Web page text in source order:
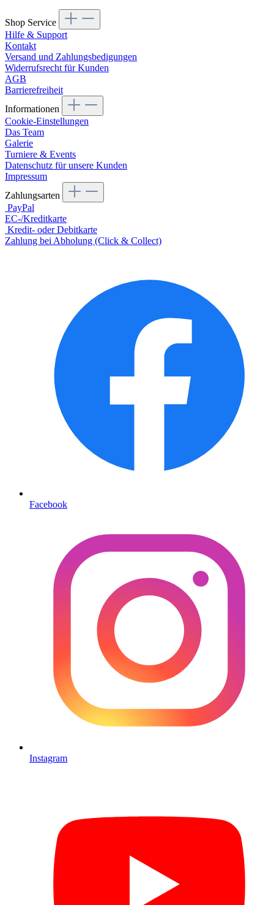
Shop Service
Hilfe & Support
Kontakt
Versand und Zahlungsbedigungen
Widerrufsrecht für Kunden
AGB
Barrierefreiheit
Informationen
Cookie-Einstellungen
Das Team
Galerie
Turniere & Events
Datenschutz für unsere Kunden
Impressum
Zahlungsarten
PayPal
EC-/Kreditkarte
Kredit- oder Debitkarte
Zahlung bei Abholung (Click & Collect)
Facebook
Instagram